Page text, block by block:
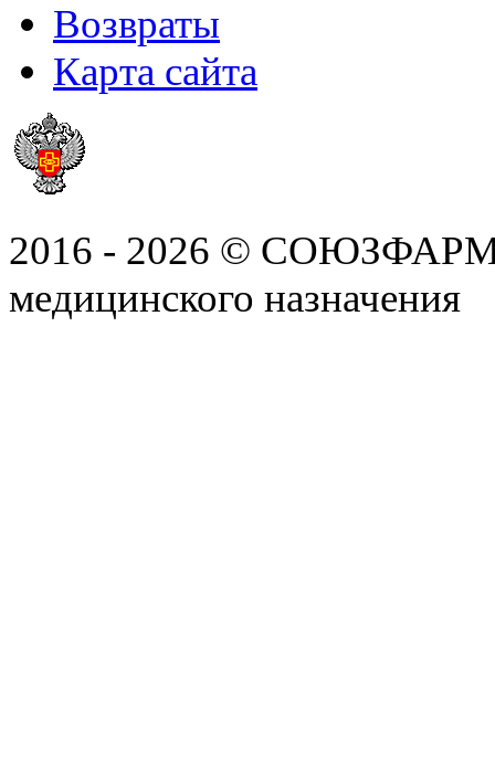
Возвраты
Карта сайта
2016 - 2026 © СОЮЗФАРМ,
медицинского назначения